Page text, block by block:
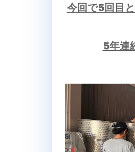
今回で5回目
5年連